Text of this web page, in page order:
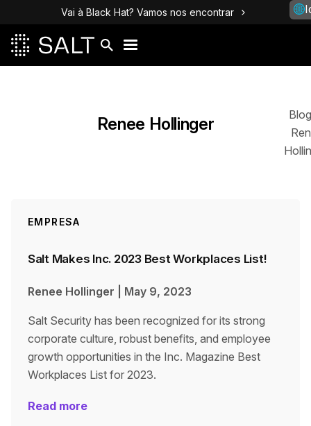
Vai à Black Hat? Vamos nos encontrar
Renee Hollinger
Blog
EMPRESA
Salt Makes Inc. 2023 Best Workplaces List!
Renee Hollinger May 9, 2023
Salt Security has been recognized for its strong
corporate culture, robust benefits, and employee
growth opportunities in the Inc. Magazine Best
Workplaces List for 2023.
Read more